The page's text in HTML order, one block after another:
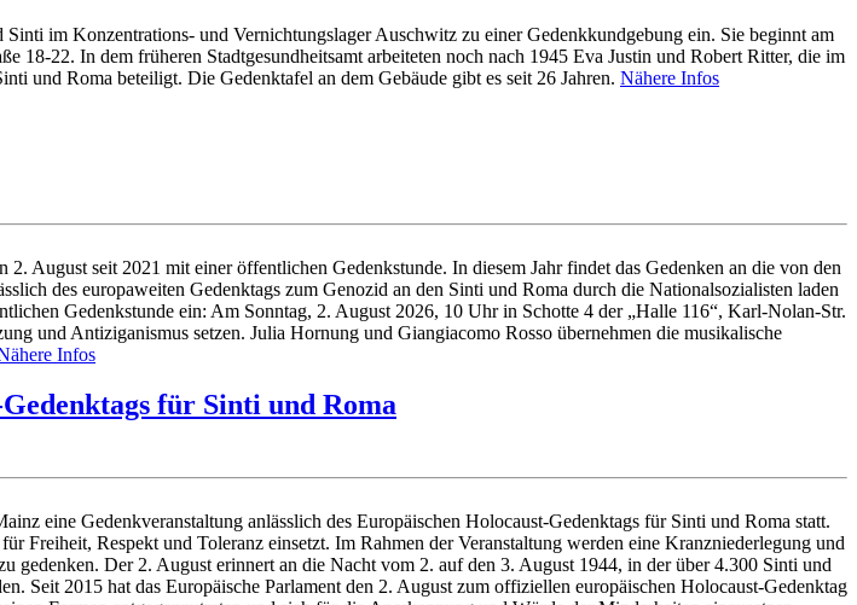
im Konzentrations- und Vernichtungslager Auschwitz zu einer Gedenkkundgebung ein. Sie beginnt am
18-22. In dem früheren Stadtgesundheitsamt arbeiteten noch nach 1945 Eva Justin und Robert Ritter, die im
und Roma beteiligt. Die Gedenktafel an dem Gebäude gibt es seit 26 Jahren. Nähere Infos
August seit 2021 mit einer öffentlichen Gedenkstunde. In diesem Jahr findet das Gedenken an die von den
des europaweiten Gedenktags zum Genozid an den Sinti und Roma durch die Nationalsozialisten laden
Gedenkstunde ein: Am Sonntag, 2. August 2026, 10 Uhr in Schotte 4 der „Halle 116“, Karl-Nolan-Str.
und Antiziganismus setzen. Julia Hornung und Giangiacomo Rosso übernehmen die musikalische
Infos
für Sinti und Roma
eine Gedenkveranstaltung anlässlich des Europäischen Holocaust-Gedenktags für Sinti und Roma statt.
Freiheit, Respekt und Toleranz einsetzt. Im Rahmen der Veranstaltung werden eine Kranzniederlegung und
gedenken. Der 2. August erinnert an die Nacht vom 2. auf den 3. August 1944, in der über 4.300 Sinti und
Seit 2015 hat das Europäische Parlament den 2. August zum offiziellen europäischen Holocaust-Gedenktag